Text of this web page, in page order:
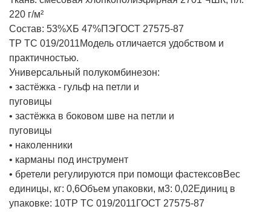
220 г/м²
Состав: 53%ХБ 47%ПЭ ГОСТ 27575-87
ТР ТС 019/2011Модель отличается удобством и
практичностью.
Универсальный полукомбинезон:
• застёжка - гульф на петли и
пуговицы
• застёжка в боковом шве на петли и
пуговицы
• наколенники
• карманы под инструмент
• бретели регулируются при помощи фастексовВес
единицы, кг: 0,6Объем упаковки, м3: 0,02Единиц в
упаковке: 10ТР ТС 019/2011ГОСТ 27575-87